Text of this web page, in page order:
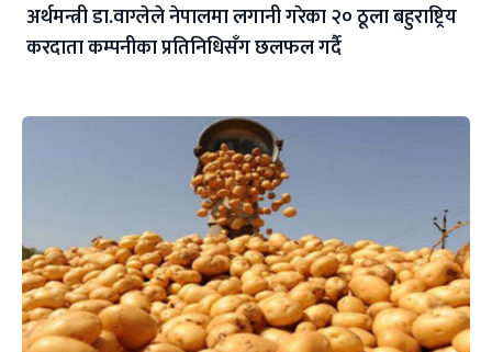
अर्थमन्त्री डा.वाग्लेले नेपालमा लगानी गरेका २० ठूला बहुराष्ट्रिय
करदाता कम्पनीका प्रतिनिधिसँग छलफल गर्दै